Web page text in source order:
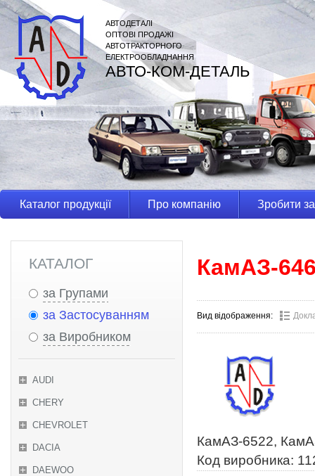
АВТОДЕТАЛІ
ОПТОВІ ПРОДАЖІ
АВТОТРАКТОРНОГО
ЕЛЕКТРООБЛАДНАННЯ
АВТО-КОМ-ДЕТАЛЬ
Каталог продукції Про компанію Зробити
КАТАЛОГ
за Групами
за Застосуванням
за Виробником
AUDI
CHERY
CHEVROLET
DACIA
DAEWOO
КамАЗ-
Вид відображення:
КамАЗ-6522,
Код виробника: